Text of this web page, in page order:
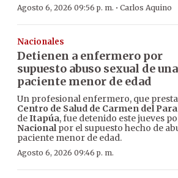
Agosto 6, 2026 09:56 p. m. · Carlos Aquino
Nacionales
Detienen a enfermero por
supuesto abuso sexual de una
paciente menor de edad
Un profesional enfermero, que
Centro de Salud de Carmen del
deItapúa, fue detenido este jueves
Nacionalpor el supuesto hecho de
paciente menor de edad.
Agosto 6, 2026 09:46 p. m.